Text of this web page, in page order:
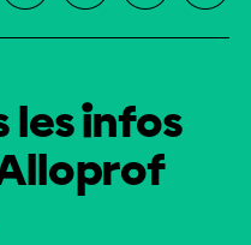
les infos